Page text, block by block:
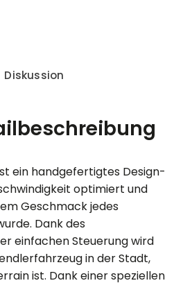
Diskussion
ein handgefertigtes Design-
optimiert und
Geschmack jedes
Dank des
einfachen Steuerung wird
in der Stadt,
ist. Dank einer speziellen